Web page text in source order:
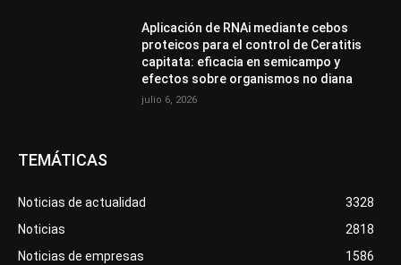
Aplicación de RNAi mediante cebos
proteicos para el control de Ceratitis
capitata: eficacia en semicampo y
efectos sobre organismos no diana
julio 6, 2026
TEMÁTICAS
Noticias de actualidad
3328
Noticias
2818
Noticias de empresas
1586